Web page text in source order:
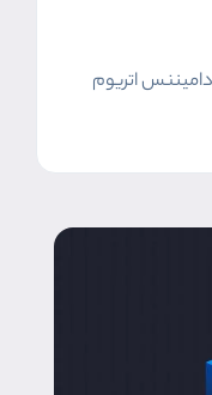
اتریوم